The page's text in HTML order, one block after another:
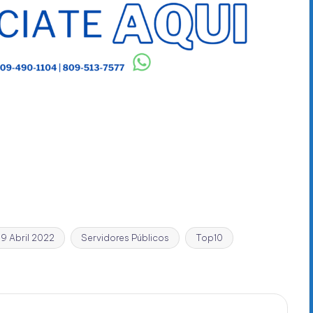
Abril 2022 Servidores Públicos Top10